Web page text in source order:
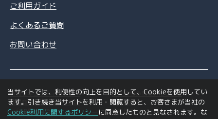
ご利用ガイド
よくあるご質問
お問い合わせ
情報セキュリティポリシー
個人情報の取扱いについて
特定商取引法に基づく表記
利用規約
ご利用環境について
会社情報
当サイトでは、利便性の向上を目的として、Cookieを使用してい
ます。引き続き当サイトを利用・閲覧すると、お客さまが当社の
Cookie利用に関するポリシーに同意したものと見なされます。な